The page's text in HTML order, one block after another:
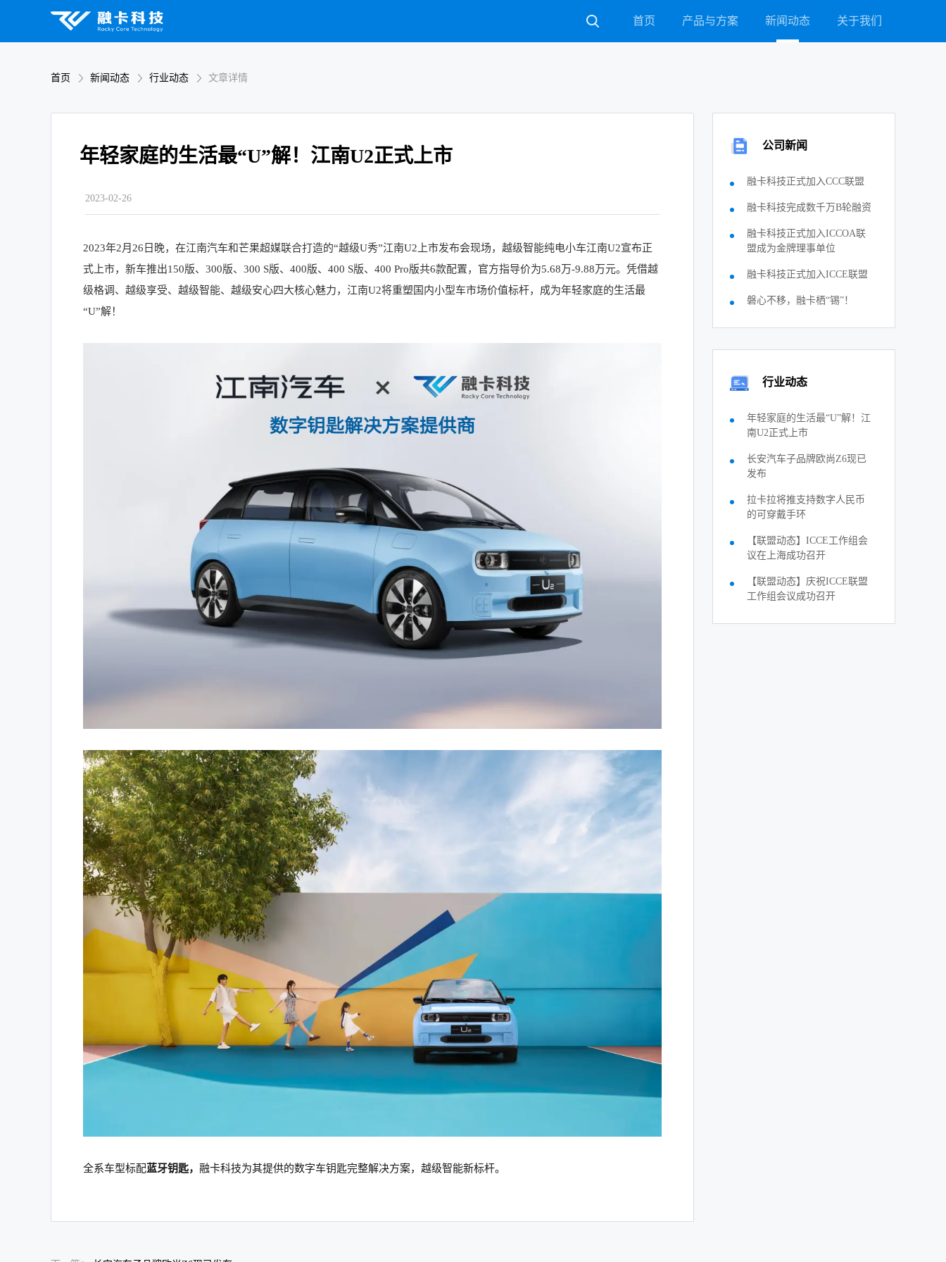
首页 产品与方案 新闻动态 关于我们
首页 新闻动态 行业动态 文章详情
年轻家庭的生活最“U”解！江南U2正式上市
2023-02-26
2023年2月26日晚，在江南汽车和芒果超媒联合打造的“越级U秀”江南U2上市发布会现场，越级智能纯电小车江南U2宣布正
式上市，新车推出150版、300版、300 S版、400版、400 S版、400 Pro版共6款配置，官方指导价为5.68万-9.88万元。凭借越
级格调、越级享受、越级智能、越级安心四大核心魅力，江南U2将重塑国内小型车市场价值标杆，成为年轻家庭的生活最
“U”解！
全系车型标配蓝牙钥匙， 融卡科技为其提供的数字车钥匙完整解决方案，越级智能新标杆。
公司新闻
融卡科技正式加入CCC联盟
融卡科技完成数千万B轮融资
融卡科技正式加入ICCOA联
盟成为金牌理事单位
融卡科技正式加入ICCE联盟
磐心不移，融卡栖“锡”！
行业动态
年轻家庭的生活最“U”解！江
南U2正式上市
长安汽车子品牌欧尚Z6现已
发布
拉卡拉将推支持数字人民币
的可穿戴手环
【联盟动态】ICCE工作组会
议在上海成功召开
【联盟动态】庆祝ICCE联盟
工作组会议成功召开